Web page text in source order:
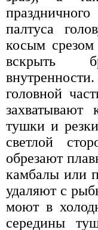
палтуса
косым
вскрыть
головной
тушки и
светлой
обрезают
камбалы или
удаляют с
моют в
середины